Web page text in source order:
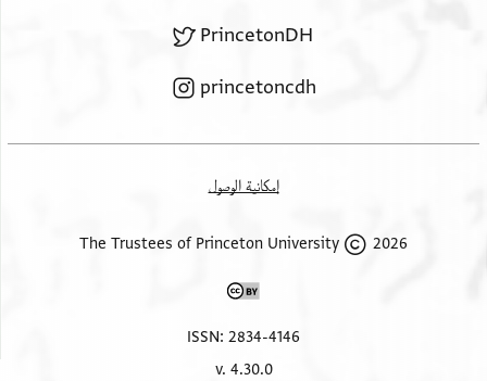
PrincetonDH
princetoncdh
إمكانية الوصول
2026 The Trustees of Princeton University
ISSN: 2834-4146
v. 4.30.0